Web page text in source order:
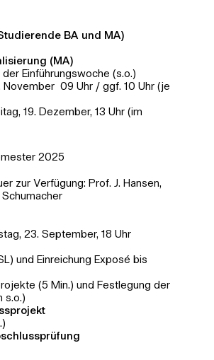
BA und MA)
(MA)
Einführungswoche (s.o.)
November 09 Uhr / ggf. 10 Uhr (je
19. Dezember, 13 Uhr (im
2025
zur Verfügung: Prof. J. Hansen,
Schumacher
23. September, 18 Uhr
und Einreichung Exposé bis
(5 Min.) und Festlegung der
s.o.)